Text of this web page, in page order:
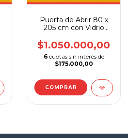
Puerta de Abrir 80 x
205 cm con Vidrio
$1.050.000,00
6 cuotas sin interés de
$175.000,00
COMPRAR